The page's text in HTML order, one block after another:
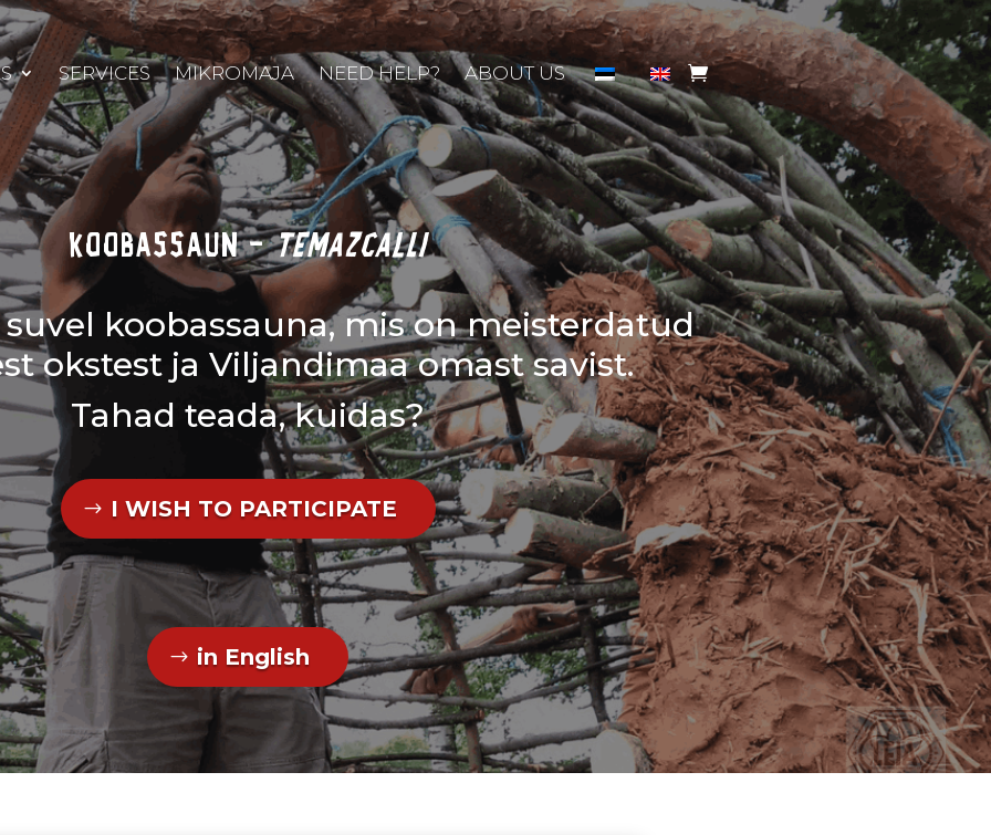
SERVICES MIKROMAJA NEED HELP? ABOUT US
koobassaun –temazcalLI
koobassauna, mis on meisterdatud
okstest ja Viljandimaa omast savist.
Tahad teada, kuidas?
I WISH TO PARTICIPATE
in English